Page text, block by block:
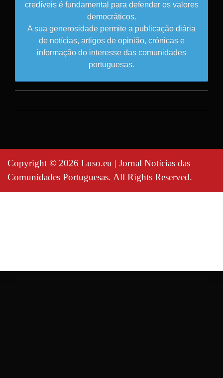
credíveis é fundamental para defender os valores
democráticos.
A sua generosidade permite a publicação diária
de notícias, artigos de opinião, crónicas e
informação do interesse das comunidades
portuguesas.
Copyright © 2026 Luso.eu | Jornal Notícias das
Comunidades Portuguesas. All Rights Reserved.